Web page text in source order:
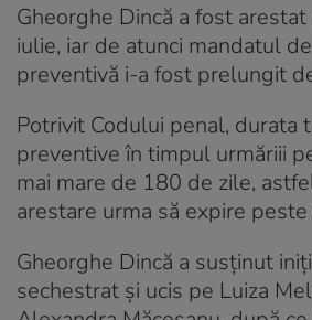
Gheorghe Dincă a fost
iulie, iar de atunci mandatul
preventivă i-a fost prelungit
Potrivit Codului penal, durata
preventive în timpul urmăriii
mai mare de 180 de zile,
arestare urma să expire peste
Gheorghe Dincă a susținut
sechestrat și ucis pe Luiza